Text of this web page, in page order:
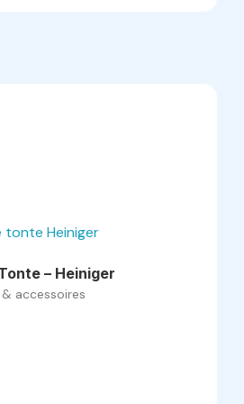
– Heiniger
accessoires